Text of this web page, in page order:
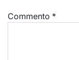
Commento *